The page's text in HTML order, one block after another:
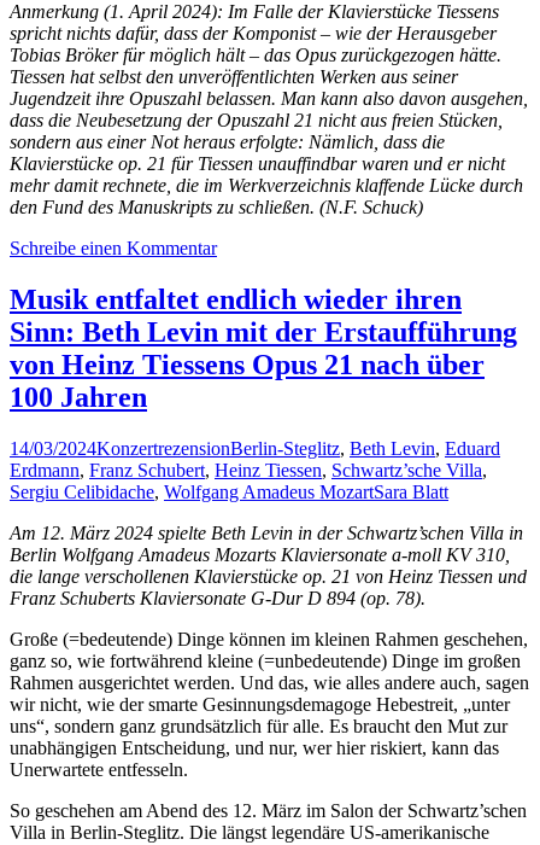
Anmerkung (1. April 2024): Im Falle der Klavierstücke Tiessens
spricht nichts dafür, dass der Komponist – wie der Herausgeber
Tobias Bröker für möglich hält – das Opus zurückgezogen hätte.
Tiessen hat selbst den unveröffentlichten Werken aus seiner
Jugendzeit ihre Opuszahl belassen. Man kann also davon ausgehen,
dass die Neubesetzung der Opuszahl 21 nicht aus freien Stücken,
sondern aus einer Not heraus erfolgte: Nämlich, dass die
Klavierstücke op. 21 für Tiessen unauffindbar waren und er nicht
mehr damit rechnete, die im Werkverzeichnis klaffende Lücke durch
den Fund des Manuskripts zu schließen. (N.F. Schuck)
Schreibe einen Kommentar
Musik entfaltet endlich wieder ihren
Sinn: Beth Levin mit der Erstaufführung
von Heinz Tiessens Opus 21 nach über
100 Jahren
14/03/2024KonzertrezensionBerlin-Steglitz, Beth Levin, Eduard
Erdmann, Franz Schubert, Heinz Tiessen, Schwartz’sche Villa,
Sergiu Celibidache, Wolfgang Amadeus MozartSara Blatt
Am 12. März 2024 spielte Beth Levin in der Schwartz’schen Villa in
Berlin Wolfgang Amadeus Mozarts Klaviersonate a-moll KV 310,
die lange verschollenen Klavierstücke op. 21 von Heinz Tiessen und
Franz Schuberts Klaviersonate G-Dur D 894 (op. 78).
Große (=bedeutende) Dinge können im kleinen Rahmen geschehen,
ganz so, wie fortwährend kleine (=unbedeutende) Dinge im großen
Rahmen ausgerichtet werden. Und das, wie alles andere auch, sagen
wir nicht, wie der smarte Gesinnungsdemagoge Hebestreit, „unter
uns“, sondern ganz grundsätzlich für alle. Es braucht den Mut zur
unabhängigen Entscheidung, und nur, wer hier riskiert, kann das
Unerwartete entfesseln.
So geschehen am Abend des 12. März im Salon der Schwartz’schen
Villa in Berlin-Steglitz. Die längst legendäre US-amerikanische